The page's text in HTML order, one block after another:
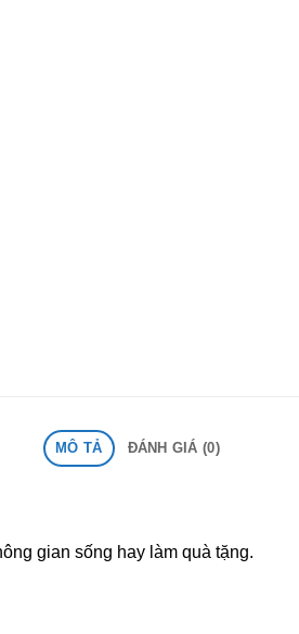
MÔ TẢ ĐÁNH GIÁ (0)
gian sống hay làm quà tặng.